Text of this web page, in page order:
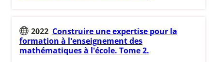
2022 Construire une expertise pour la
formation à l'enseignement des
mathématiques à l'école. Tome 2.